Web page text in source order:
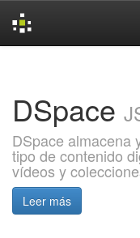
DSpace
DSpace almacena
tipo de contenido
vídeos y
Leer más